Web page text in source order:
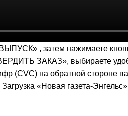
, затем нажимаете
ЗАКАЗ», выбираете
(CVC) на обратной
«Новая газета-